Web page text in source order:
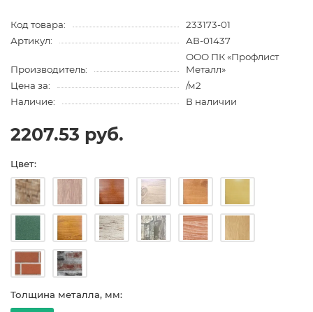
Код товара:
233173-01
Артикул:
АВ-01437
Производитель:
ООО ПК «Профлист
Металл»
Цена за:
/м2
Наличие:
В наличии
2207.53 руб.
Цвет:
Толщина металла, мм: